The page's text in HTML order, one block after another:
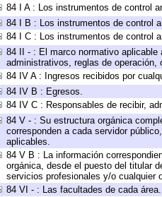
84 I A : Los instrumentos de control
84 I B : Los instrumentos de control
84 I C : Los instrumentos de control
84 II - : El marco normativo aplicable
administrativos, reglas de
84 IV A : Ingresos recibidos por
84 IV B : Egresos.
84 IV C : Responsables de recibir,
84 V - : Su estructura orgánica
corresponden a cada servidor
aplicables.
84 V B : La información
orgánica, desde el puesto del titular
servicios profesionales y/o cualquier
84 VI - : Las facultades de cada área.